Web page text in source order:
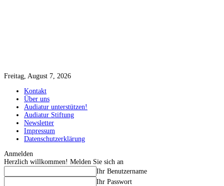
Freitag, August 7, 2026
Kontakt
Über uns
Audiatur unterstützen!
Audiatur Stiftung
Newsletter
Impressum
Datenschutzerklärung
Anmelden
Herzlich willkommen! Melden Sie sich an
Ihr Benutzername
Ihr Passwort